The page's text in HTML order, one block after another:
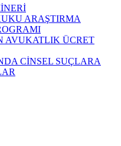
ARAŞTIRMA
AVUKATLIK ÜCRET
CİNSEL SUÇLARA